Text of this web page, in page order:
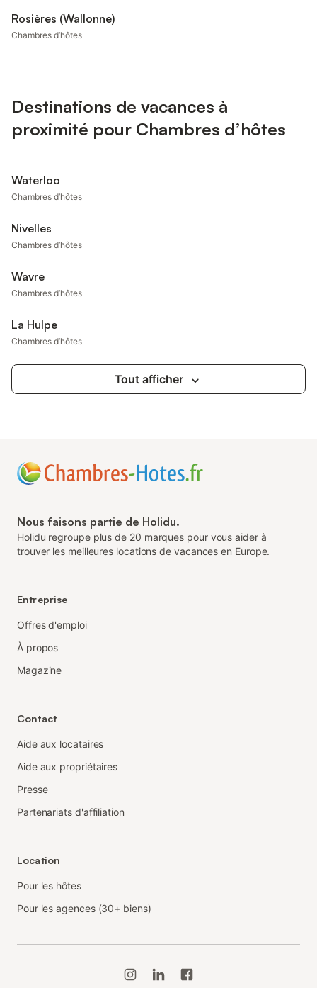
Rosières (Wallonne)
Chambres d’hôtes
Destinations de vacances à
proximité pour Chambres d’hôtes
Waterloo
Chambres d’hôtes
Nivelles
Chambres d’hôtes
Wavre
Chambres d’hôtes
La Hulpe
Chambres d’hôtes
Tout afficher
Nous faisons partie de Holidu.
Holidu regroupe plus de 20 marques pour vous aider à
trouver les meilleures locations de vacances en Europe.
Entreprise
Offres d'emploi
À propos
Magazine
Contact
Aide aux locataires
Aide aux propriétaires
Presse
Partenariats d'affiliation
Location
Pour les hôtes
Pour les agences (30+ biens)